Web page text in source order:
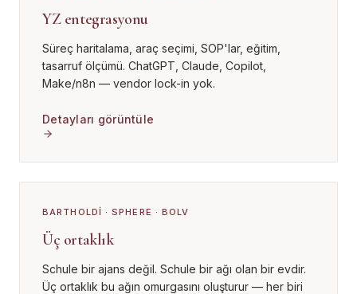
YZ entegrasyonu
Süreç haritalama, araç seçimi, SOP'lar, eğitim,
tasarruf ölçümü. ChatGPT, Claude, Copilot,
Make/n8n — vendor lock-in yok.
Detayları görüntüle
BARTHOLDI · SPHERE · BOLV
Üç ortaklık
Schule bir ajans değil. Schule bir ağı olan bir evdir.
Üç ortaklık bu ağın omurgasını oluşturur — her biri